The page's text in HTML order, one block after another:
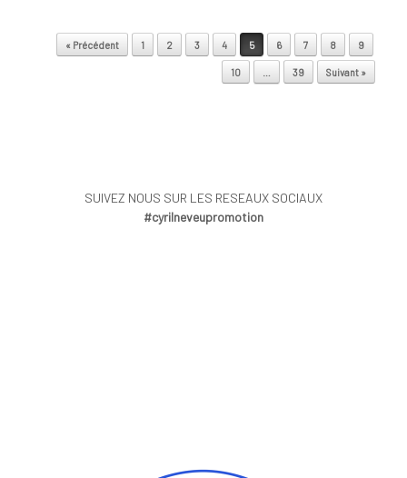
Post navigation
« Précédent 1 2 3 4 5 6 7 8 9
10 … 39 Suivant »
SUIVEZ NOUS SUR LES RESEAUX SOCIAUX
#cyrilneveupromotion